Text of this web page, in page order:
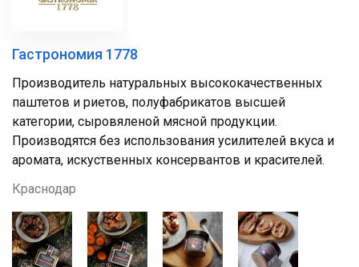
Гастрономия 1778
Производитель натуральных высококачественных
паштетов и риетов, полуфабрикатов высшей
категории, сыровяленой мясной продукции.
Производятся без использования усилителей вкуса и
аромата, искуственных консервантов и красителей.
Краснодар